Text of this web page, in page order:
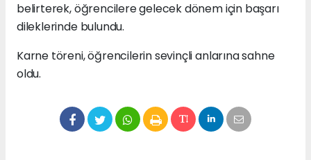
belirterek, öğrencilere gelecek dönem için başarı
dileklerinde bulundu.
Karne töreni, öğrencilerin sevinçli anlarına sahne
oldu.